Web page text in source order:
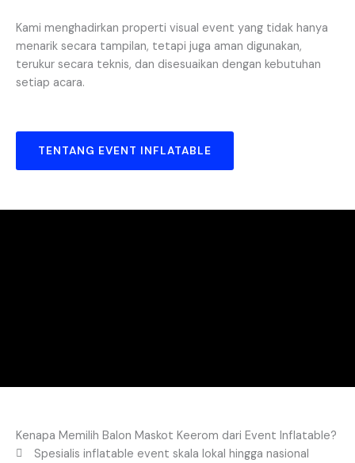
Kami menghadirkan properti visual event yang tidak hanya
menarik secara tampilan, tetapi juga aman digunakan,
terukur secara teknis, dan disesuaikan dengan kebutuhan
setiap acara.
TENTANG EVENT INFLATABLE
Kenapa Memilih Balon Maskot Keerom dari Event Inflatable?
Spesialis inflatable event skala lokal hingga nasional